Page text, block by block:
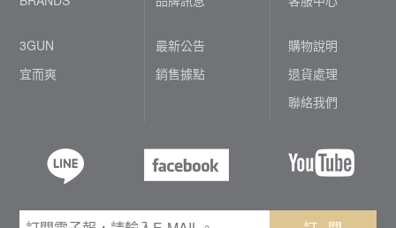
3GUN
宜而爽
最新公告
銷售據點
購物說明
退貨處理
聯絡我們